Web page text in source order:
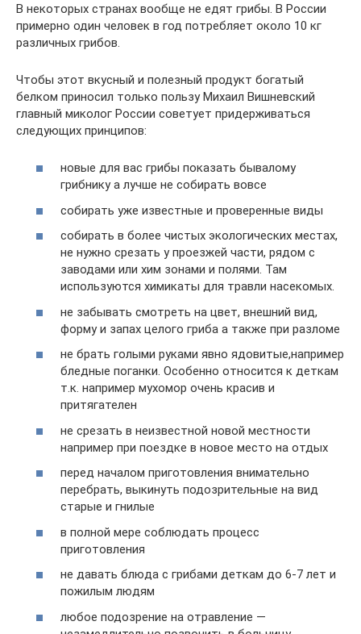
В некоторых странах вообще не едят грибы. В России
примерно один человек в год потребляет около 10 кг
различных грибов.
Чтобы этот вкусный и полезный продукт богатый
белком приносил только пользу Михаил Вишневский
главный миколог России советует придерживаться
следующих принципов:
новые для вас грибы показать бывалому
грибнику а лучше не собирать вовсе
собирать уже известные и проверенные виды
собирать в более чистых экологических местах,
не нужно срезать у проезжей части, рядом с
заводами или хим зонами и полями. Там
используются химикаты для травли насекомых.
не забывать смотреть на цвет, внешний вид,
форму и запах целого гриба а также при разломе
не брать голыми руками явно ядовитые,например
бледные поганки. Особенно относится к деткам
т.к. например мухомор очень красив и
притягателен
не срезать в неизвестной новой местности
например при поездке в новое место на отдых
перед началом приготовления внимательно
перебрать, выкинуть подозрительные на вид
старые и гнилые
в полной мере соблюдать процесс
приготовления
не давать блюда с грибами деткам до 6-7 лет и
пожилым людям
любое подозрение на отравление —